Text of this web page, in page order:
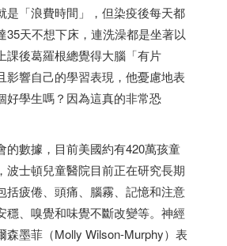
是「浪費時間」，但染疫後每天都
35天不想下床，連洗澡都是坐著以
課後葛羅根總覺得大腦「有片
影響自己的學習表現，他憂慮地表
好學生嗎？因為這真的非常恐
的數據，目前美國約有420萬孩童
波士頓兒童醫院目前正在研究長期
括疲倦、頭痛、腦霧、記憶和注意
穩、嗅覺和味覺不斷改變等。神經
森墨菲（Molly Wilson-Murphy）表